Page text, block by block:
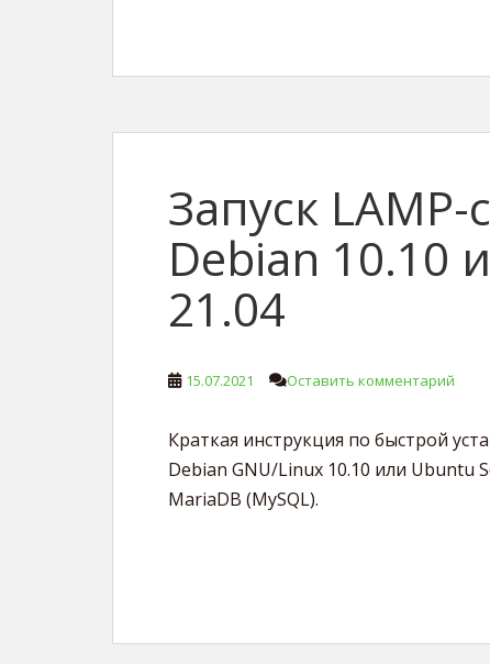
Запуск
Debian 10.10
21.04
15.07.2021 Оставить комментарий
Краткая инструкция по быстрой
Debian GNU/Linux 10.10 или Ubuntu
MariaDB (MySQL).